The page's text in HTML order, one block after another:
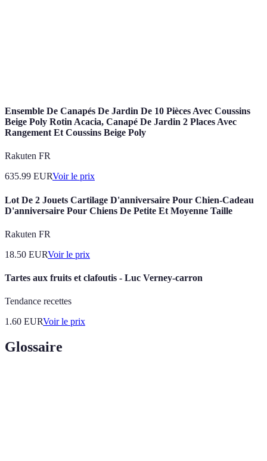
Ensemble De Canapés De Jardin De 10 Pièces Avec Coussins
Beige Poly Rotin Acacia, Canapé De Jardin 2 Places Avec
Rangement Et Coussins Beige Poly
Rakuten FR
635.99 EURVoir le prix
Lot De 2 Jouets Cartilage D'anniversaire Pour Chien-Cadeau
D'anniversaire Pour Chiens De Petite Et Moyenne Taille
Rakuten FR
18.50 EURVoir le prix
Tartes aux fruits et clafoutis - Luc Verney-carron
Tendance recettes
1.60 EURVoir le prix
Glossaire